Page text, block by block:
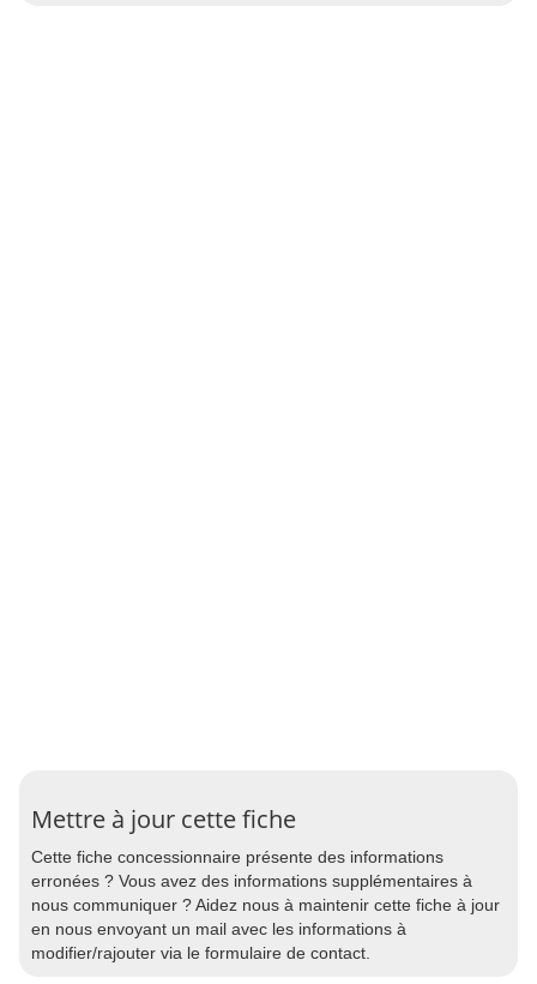
Mettre à jour cette fiche
Cette fiche concessionnaire présente des informations
erronées ? Vous avez des informations supplémentaires à
nous communiquer ? Aidez nous à maintenir cette fiche à jour
en nous envoyant un mail avec les informations à
modifier/rajouter via le formulaire de contact.